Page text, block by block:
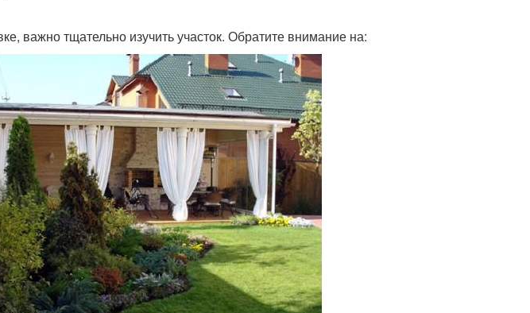
важно тщательно изучить участок. Обратите внимание на: